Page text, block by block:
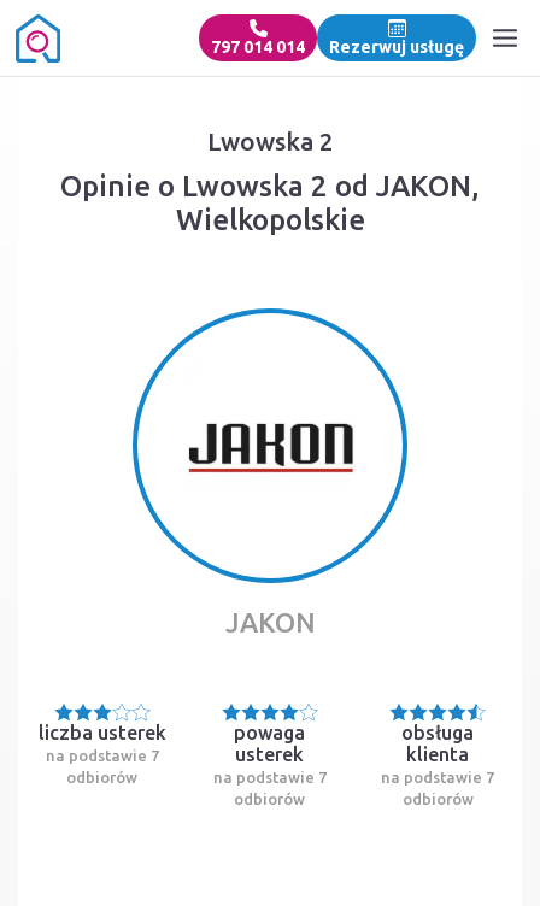
797 014 014 Rezerwuj usługę
Lwowska 2
Opinie o Lwowska 2 od JAKON,
Wielkopolskie
JAKON
liczba usterek
na podstawie 7
odbiorów
powaga
usterek
na podstawie 7
odbiorów
obsługa
klienta
na podstawie 7
odbiorów